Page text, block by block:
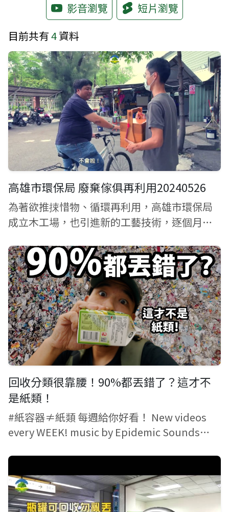
影音瀏覽
短片瀏覽
目前共有4資料
高雄市環保局 廢棄傢俱再利用20240526
為著欲推捒惜物、循環再利用，高雄市環保局
成立木工場，也引進新的工藝技術，逐個月修
遮的再生家具會當繼續使用，一年也替公庫增
加140萬收入。
回收分類很靠腰！90%都丟錯了？這才不
是紙類！
#紙容器≠紙類 每週給你好看！ New videos
every WEEK! music by Epidemic Sounds